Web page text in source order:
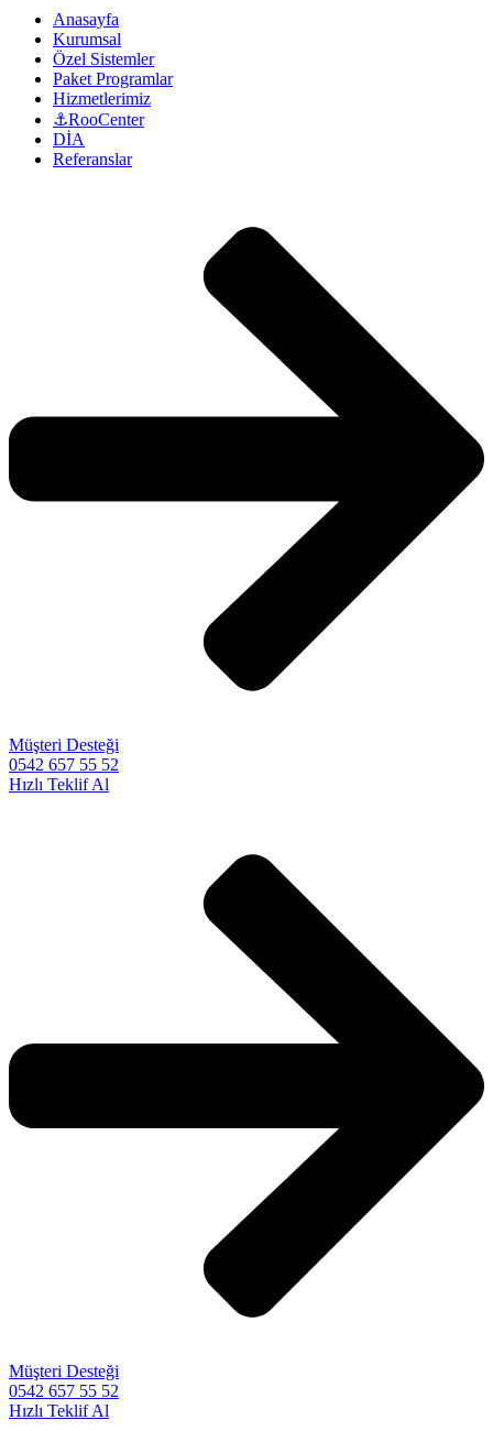
Anasayfa
Kurumsal
Özel Sistemler
Paket Programlar
Hizmetlerimiz
⚓RooCenter
DİA
Referanslar
Müşteri Desteği
0542 657 55 52
Hızlı Teklif Al
Müşteri Desteği
0542 657 55 52
Hızlı Teklif Al